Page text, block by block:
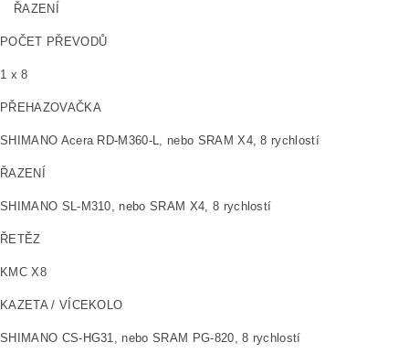
ŘAZENÍ
POČET PŘEVODŮ
1 x 8
PŘEHAZOVAČKA
SHIMANO Acera RD-M360-L, nebo SRAM X4, 8 rychlostí
ŘAZENÍ
SHIMANO SL-M310, nebo SRAM X4, 8 rychlostí
ŘETĚZ
KMC X8
KAZETA / VÍCEKOLO
SHIMANO CS-HG31, nebo SRAM PG-820, 8 rychlostí